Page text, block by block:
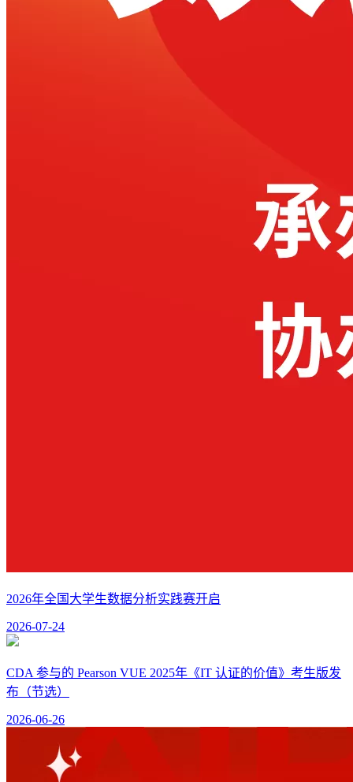
2026年全国大学生数据分析实践赛开启
2026-07-24
CDA 参与的 Pearson VUE 2025年《IT 认证的价值》考生版发
布（节选）
2026-06-26